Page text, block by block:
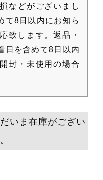
などがございまし
て8日以内にお知ら
致します。返品・
日を含めて8日以内
封・未使用の場合
いま在庫がござい